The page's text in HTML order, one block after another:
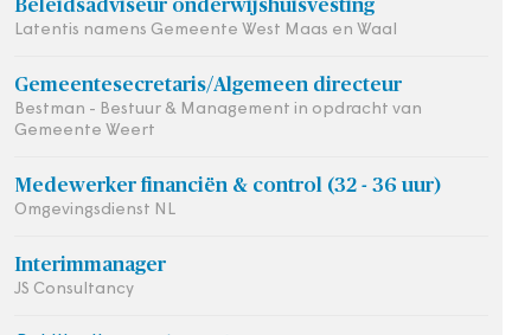
Beleidsadviseur onderwijshuisvesting
Latentis namens Gemeente West Maas en Waal
Gemeentesecretaris/Algemeen directeur
Bestman - Bestuur & Management in opdracht van
Gemeente Weert
Medewerker financiën & control (32 - 36 uur)
Omgevingsdienst NL
Interimmanager
JS Consultancy